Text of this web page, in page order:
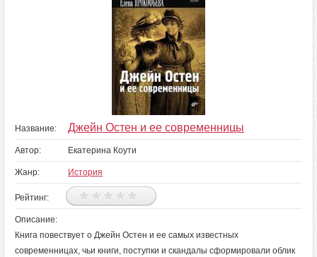
Название: Джейн Остен и ее современницы
Автор: Екатерина Коути
Жанр: История
Рейтинг:
Описание:
Книга повествует о Джейн Остен и ее самых известных
современницах, чьи книги, поступки и скандалы сформировали облик